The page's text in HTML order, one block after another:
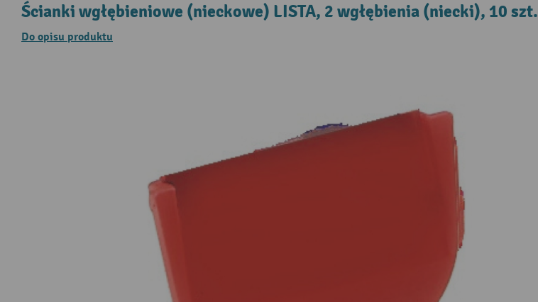
Ścianki wgłębieniowe (nieckowe) LISTA, 2 wgłębienia (niecki), 10 szt.
Do opisu produktu